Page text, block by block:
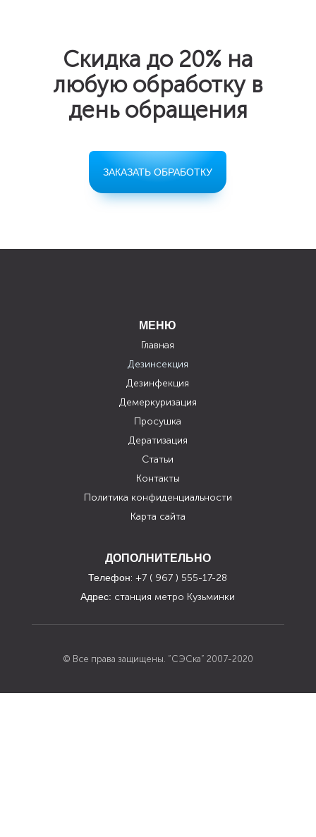
Скидка до 20% на
любую обработку в
день обращения
ЗАКАЗАТЬ ОБРАБОТКУ
МЕНЮ
Главная
Дезинсекция
Дезинфекция
Демеркуризация
Просушка
Дератизация
Статьи
Контакты
Политика конфиденциальности
Карта сайта
ДОПОЛНИТЕЛЬНО
Телефон: +7 ( 967 ) 555-17-28
Адрес: станция метро Кузьминки
© Все права защищены. “СЭСка” 2007-2020